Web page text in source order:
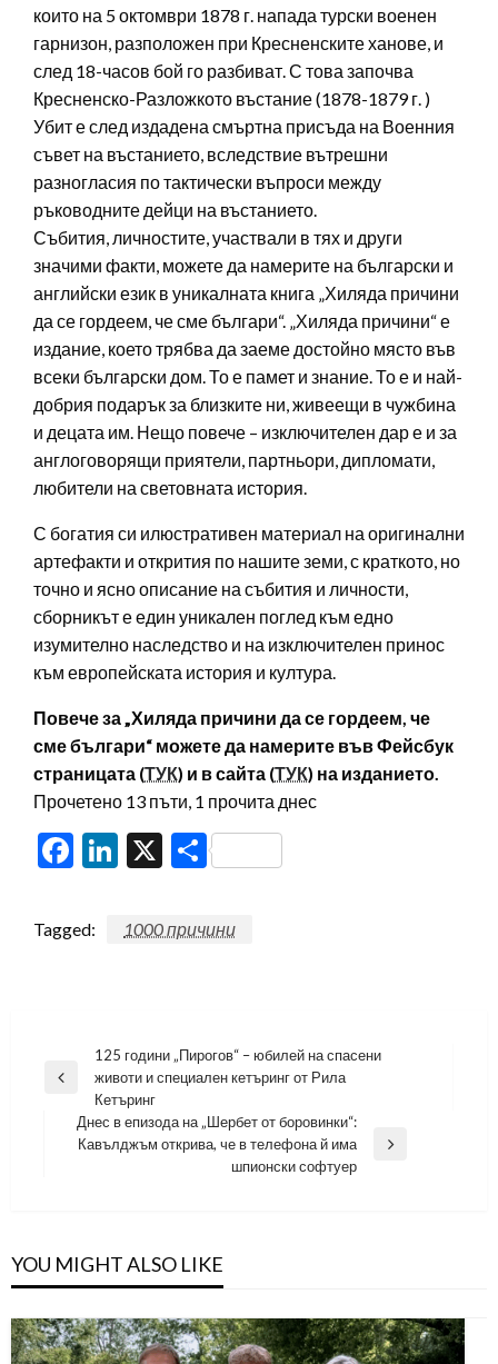
които на 5 октомври 1878 г. напада турски военен
гарнизон, разположен при Кресненските ханове, и
след 18-часов бой го разбиват. С това започва
Кресненско-Разложкото въстание (1878-1879 г. )
Убит е след издадена смъртна присъда на Военния
съвет на въстанието, вследствие вътрешни
разногласия по тактически въпроси между
ръководните дейци на въстанието.
Събития, личностите, участвали в тях и други
значими факти, можете да намерите на български и
английски език в уникалната книга „Хиляда причини
да се гордеем, че сме българи“. „Хиляда причини“ е
издание, което трябва да заеме достойно място във
всеки български дом. То е памет и знание. То е и най-
добрия подарък за близките ни, живеещи в чужбина
и децата им. Нещо повече – изключителен дар е и за
англоговорящи приятели, партньори, дипломати,
любители на световната история.
С богатия си илюстративен материал на оригинални
артефакти и открития по нашите земи, с краткото, но
точно и ясно описание на събития и личности,
сборникът е един уникален поглед към едно
изумително наследство и на изключителен принос
към европейската история и култура.
Повече за „Хиляда причини да се гордеем, че
сме българи“ можете да намерите във Фейсбук
страницата (ТУК) и в сайта (ТУК) на изданието.
Прочетено 13 пъти, 1 прочита днес
Facebook
LinkedIn
X Share
Tagged: 1000 причини
Навигация
Previous
125 години „Пирогов“ – юбилей на спасени
животи и специален кетъринг от Рила
Кетъринг
Next
Днес в епизода на „Шербет от боровинки“:
Кавълджъм открива, че в телефона й има
шпионски софтуер
YOU MIGHT ALSO LIKE